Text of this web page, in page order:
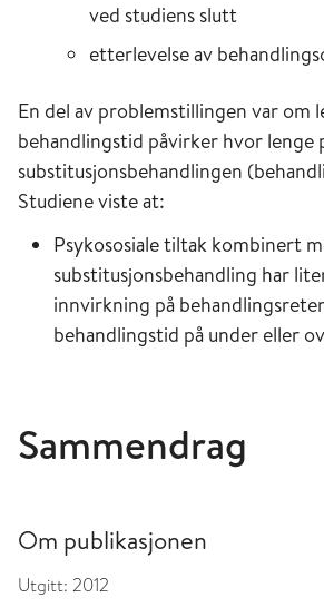
ved studiens slutt
etterlevelse av
En del av problemstillingen var om
behandlingstid påvirker hvor lenge
substitusjonsbehandlingen
Studiene viste at:
Psykososiale tiltak kombinert
substitusjonsbehandling har
innvirkning på
behandlingstid på under eller
Sammendrag
Om publikasjonen
Utgitt: 2012